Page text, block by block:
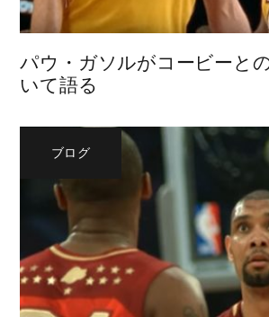
パウ・ガソルがコービーと
いて語る
ブログ